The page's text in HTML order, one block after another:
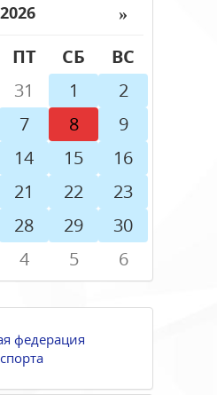
»
ПТ СБ
ВС
31 1
2
7 8
9
14 15
16
21 22
23
28 29
30
4 5 6
федерация